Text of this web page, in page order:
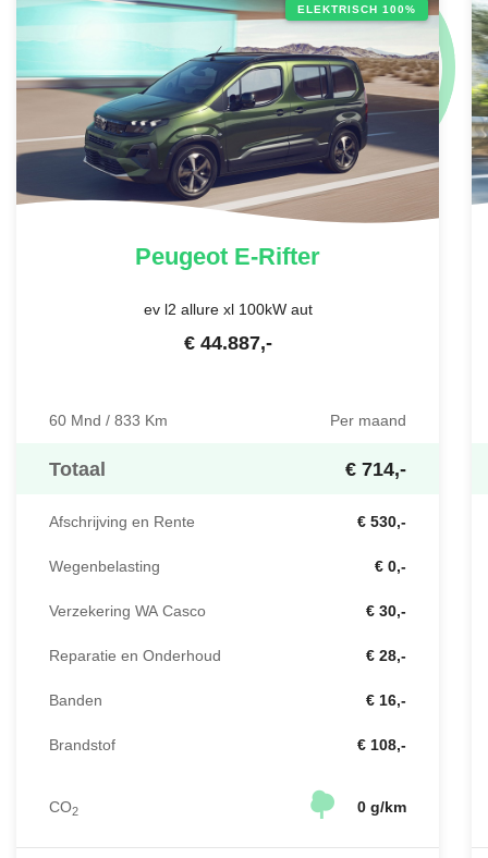
ELEKTRISCH 100%
Peugeot E-Rifter
ev l2 allure xl 100kW aut
€ 44.887,-
60 Mnd / 833 Km Per maand
Totaal € 714,-
Afschrijving en Rente € 530,-
Wegenbelasting € 0,-
Verzekering WA Casco € 30,-
Reparatie en Onderhoud € 28,-
Banden € 16,-
Brandstof € 108,-
CO2 0 g/km